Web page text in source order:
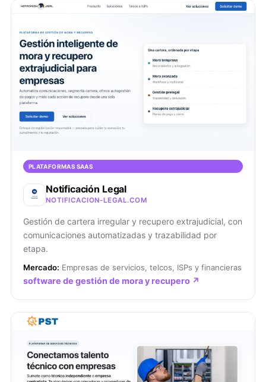
PLATAFORMAS SAAS
Notificación Legal
NOTIFICACION-LEGAL.COM
Gestión de cartera irregular y recupero extrajudicial, con
comunicaciones automatizadas y trazabilidad por
etapa.
Mercado: Empresas de servicios, telcos, ISPs y financieras
software de gestión de mora y recupero ↗